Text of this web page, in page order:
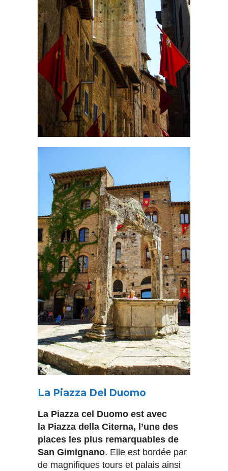
La Piazza Del Duomo
La Piazza cel Duomo est avec
la Piazza della Citerna, l’une des
places les plus remarquables de
San Gimignano. Elle est bordée par
de magnifiques tours et palais ainsi